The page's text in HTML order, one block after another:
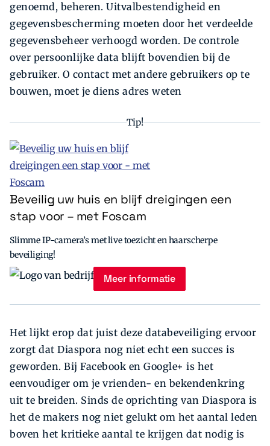
genoemd, beheren. Uitvalbestendigheid en
gegevensbescherming moeten door het verdeelde
gegevensbeheer verhoogd worden. De controle
over persoonlijke data blijft bovendien bij de
gebruiker. O contact met andere gebruikers op te
bouwen, moet je diens adres weten
Tip!
Beveilig uw huis en blijf dreigingen een
stap voor – met Foscam
Slimme IP-camera’s met live toezicht en haarscherpe
beveiliging!
Meer informatie
Het lijkt erop dat juist deze databeveiliging ervoor
zorgt dat Diaspora nog niet echt een succes is
geworden. Bij Facebook en Google+ is het
eenvoudiger om je vrienden- en bekendenkring
uit te breiden. Sinds de oprichting van Diaspora is
het de makers nog niet gelukt om het aantal leden
boven het kritieke aantal te krijgen dat nodig is